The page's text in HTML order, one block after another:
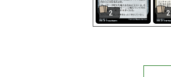
2 2